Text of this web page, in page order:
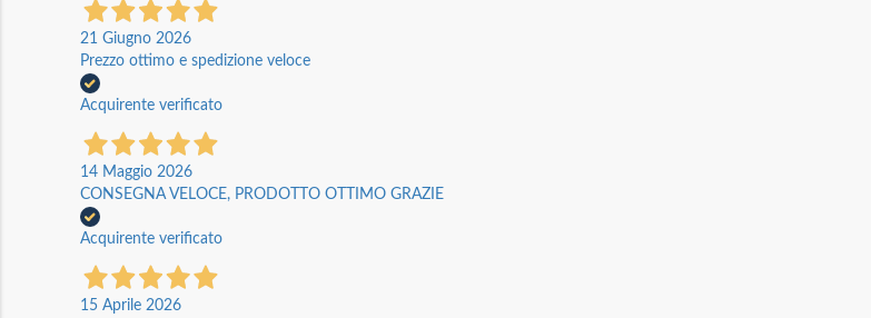
21 Giugno 2026
Prezzo ottimo e spedizione veloce
Acquirente verificato
14 Maggio 2026
CONSEGNA VELOCE, PRODOTTO OTTIMO GRAZIE
Acquirente verificato
15 Aprile 2026